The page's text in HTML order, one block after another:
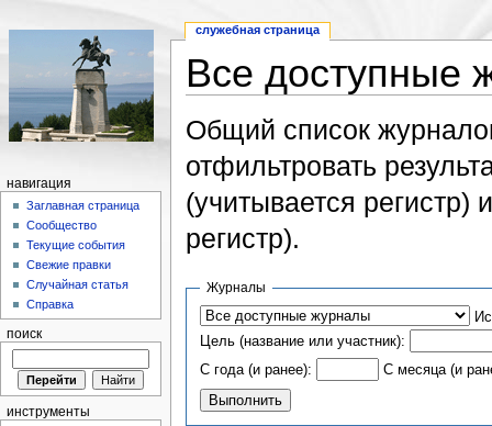
Все доступные
Общий список
отфильтровать
(учитывается регистр)
регистр).
Журналы
Цель (название или участник):
С года (и ранее):
С месяца (и
служебная страница
навигация
Заглавная страница
Сообщество
Текущие события
Свежие правки
Случайная статья
Справка
поиск
инструменты